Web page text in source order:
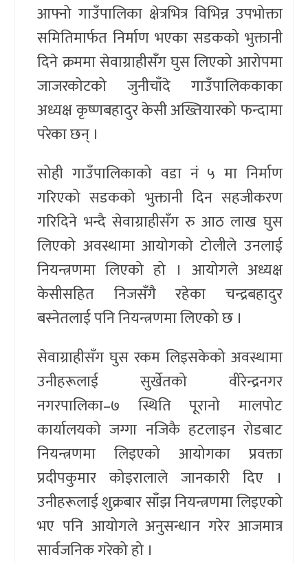
आफ्नो गाउँपालिका क्षेत्रभित्र विभिन्न उपभोक्ता
समितिमार्फत निर्माण भएका सडकको भुक्तानी
दिने क्रममा सेवाग्राहीसँग घुस लिएको आरोपमा
जाजरकोटको जुनीचाँदे गाउँपालिककाका
अध्यक्ष कृष्णबहादुर केसी अख्तियारको फन्दामा
परेका छन् ।
सोही गाउँपालिकाको वडा नं ५ मा निर्माण
गरिएको सडकको भुक्तानी दिन सहजीकरण
गरिदिने भन्दै सेवाग्राहीसँग रु आठ लाख घुस
लिएको अवस्थामा आयोगको टोलीले उनलाई
नियन्त्रणमा लिएको हो । आयोगले अध्यक्ष
केसीसहित निजसँगै रहेका चन्द्रबहादुर
बस्नेतलाई पनि नियन्त्रणमा लिएको छ ।
सेवाग्राहीसँग घुस रकम लिइसकेको अवस्थामा
उनीहरूलाई सुर्खेतको वीरेन्द्रनगर
नगरपालिका–७ स्थिति पूरानो मालपोट
कार्यालयको जग्गा नजिकै हटलाइन रोडबाट
नियन्त्रणमा लिइएको आयोगका प्रवक्ता
प्रदीपकुमार कोइरालाले जानकारी दिए ।
उनीहरूलाई शुक्रबार साँझ नियन्त्रणमा लिइएको
भए पनि आयोगले अनुसन्धान गरेर आजमात्र
सार्वजनिक गरेको हो ।